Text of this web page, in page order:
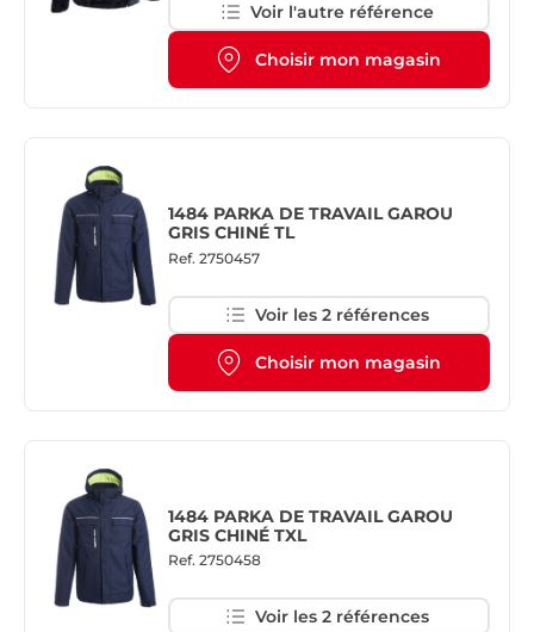
Voir l'autre référence
Choisir mon magasin
1484 PARKA DE TRAVAIL GAROU
GRIS CHINÉ TL
Ref. 2750457
Voir les 2 références
Choisir mon magasin
1484 PARKA DE TRAVAIL GAROU
GRIS CHINÉ TXL
Ref. 2750458
Voir les 2 références